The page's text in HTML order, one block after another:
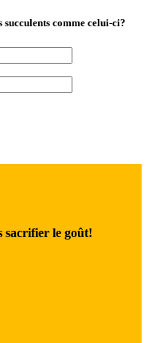
comme celui-ci?
sacrifier le goût!